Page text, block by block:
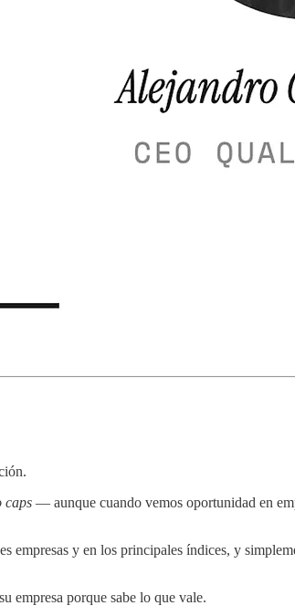
caps — aunque cuando vemos oportunidad en
y en los principales índices, y
empresa porque sabe lo que vale.